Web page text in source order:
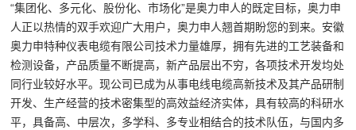
“集团化、多元化、股份化、市场化”是奥力申人的既定目标，奥力申
人正以热情的双手欢迎广大用户，奥力申人翘首期盼您的到来。安徽
奥力申特种仪表电缆有限公司技术力量雄厚，拥有先进的工艺装备和
检测设备，产品质量不断提高，新产品层出不穷，各项技术开发均处
同行业较好水平。现公司已成为从事电线电缆高新技术及其产品研制
开发、生产经营的技术密集型的高效益经济实体，具有较高的科研水
平，具备高、中层次，多学科、多专业相结合的技术队伍，与国内多